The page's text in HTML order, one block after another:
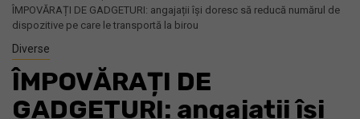
ÎMPOVĂRAȚI DE GADGETURI: angajații își doresc să reducă numărul de
dispozitive pe care le transportă la birou
Diverse
ÎMPOVĂRAȚI DE
GADGETURI: angajații își